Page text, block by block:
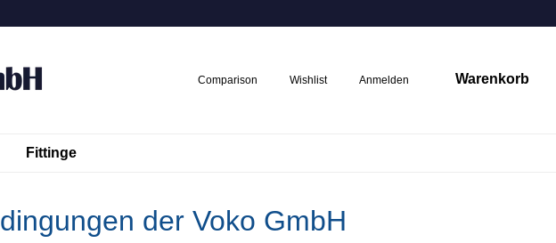
Comparison Wishlist Anmelden Warenkorb
Fittinge
der Voko GmbH